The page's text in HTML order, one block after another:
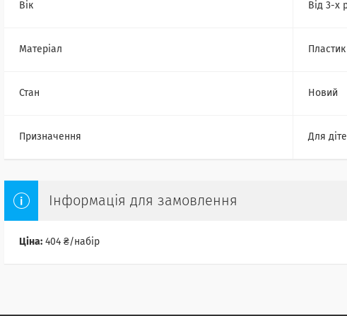
Вік Від 3-х
Матеріал Пластик
Стан Новий
Призначення Для
Інформація для замовлення
Ціна: 404 ₴/набір